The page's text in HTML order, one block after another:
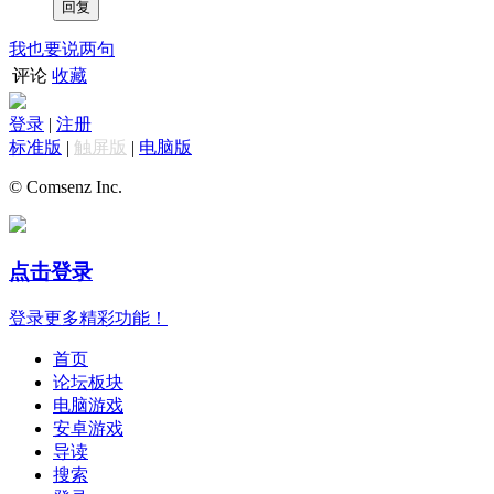
我也要说两句
评论 收藏
登录 | 注册
标准版 | 触屏版 | 电脑版
© Comsenz Inc.
点击登录
登录更多精彩功能！
首页
论坛板块
电脑游戏
安卓游戏
导读
搜索